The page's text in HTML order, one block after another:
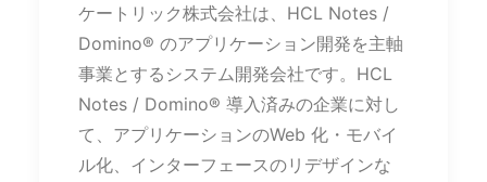
ケートリック株式会社は、HCL Notes /
Domino® のアプリケーション開発を主軸
事業とするシステム開発会社です。HCL
Notes / Domino® 導入済みの企業に対し
て、アプリケーションのWeb 化・モバイ
ル化、インターフェースのリデザインな